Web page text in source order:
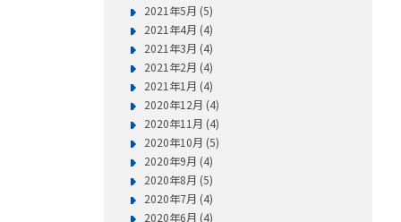
2021年5月 (5)
2021年4月 (4)
2021年3月 (4)
2021年2月 (4)
2021年1月 (4)
2020年12月 (4)
2020年11月 (4)
2020年10月 (5)
2020年9月 (4)
2020年8月 (5)
2020年7月 (4)
2020年6月 (4)